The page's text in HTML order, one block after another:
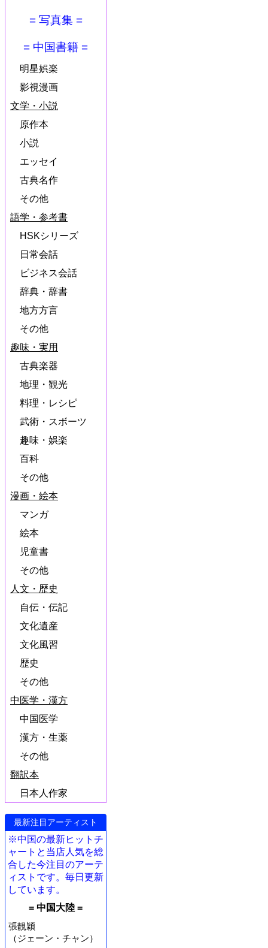
= 写真集 =
= 中国書籍 =
明星娯楽
影視漫画
文学・小説
原作本
小説
エッセイ
古典名作
その他
語学・参考書
HSKシリーズ
日常会話
ビジネス会話
辞典・辞書
地方方言
その他
趣味・実用
古典楽器
地理・観光
料理・レシピ
武術・スボーツ
趣味・娯楽
百科
その他
漫画・絵本
マンガ
絵本
児童書
その他
人文・歴史
自伝・伝記
文化遺産
文化風習
歴史
その他
中医学・漢方
中国医学
漢方・生薬
その他
翻訳本
日本人作家
最新注目アーティスト
※中国の最新ヒットチ
ャートと当店人気を総
合した今注目のアーテ
ィストです。毎日更新
しています。
= 中国大陸 =
張靚穎
（ジェーン・チャン）